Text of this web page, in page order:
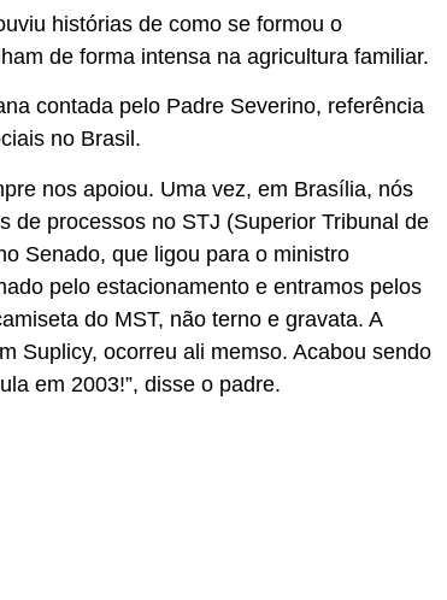
histórias de como se formou o
de forma intensa na agricultura familiar.
contada pelo Padre Severino, referência
no Brasil.
nos apoiou. Uma vez, em Brasília, nós
de processos no STJ (Superior Tribunal de
Senado, que ligou para o ministro
pelo estacionamento e entramos pelos
do MST, não terno e gravata. A
Suplicy, ocorreu ali memso. Acabou sendo
em 2003!”, disse o padre.